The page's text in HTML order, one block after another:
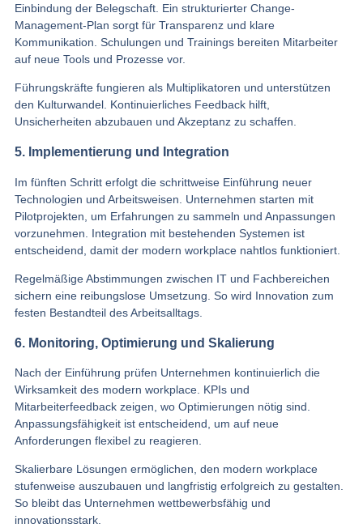
Einbindung der Belegschaft. Ein strukturierter Change-
Management-Plan sorgt für Transparenz und klare
Kommunikation. Schulungen und Trainings bereiten Mitarbeiter
auf neue Tools und Prozesse vor.
Führungskräfte fungieren als Multiplikatoren und unterstützen
den Kulturwandel. Kontinuierliches Feedback hilft,
Unsicherheiten abzubauen und Akzeptanz zu schaffen.
5. Implementierung und Integration
Im fünften Schritt erfolgt die schrittweise Einführung neuer
Technologien und Arbeitsweisen. Unternehmen starten mit
Pilotprojekten, um Erfahrungen zu sammeln und Anpassungen
vorzunehmen. Integration mit bestehenden Systemen ist
entscheidend, damit der modern workplace nahtlos funktioniert.
Regelmäßige Abstimmungen zwischen IT und Fachbereichen
sichern eine reibungslose Umsetzung. So wird Innovation zum
festen Bestandteil des Arbeitsalltags.
6. Monitoring, Optimierung und Skalierung
Nach der Einführung prüfen Unternehmen kontinuierlich die
Wirksamkeit des modern workplace. KPIs und
Mitarbeiterfeedback zeigen, wo Optimierungen nötig sind.
Anpassungsfähigkeit ist entscheidend, um auf neue
Anforderungen flexibel zu reagieren.
Skalierbare Lösungen ermöglichen, den modern workplace
stufenweise auszubauen und langfristig erfolgreich zu gestalten.
So bleibt das Unternehmen wettbewerbsfähig und
innovationsstark.